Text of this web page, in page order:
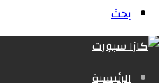
بحث
الرئيسية